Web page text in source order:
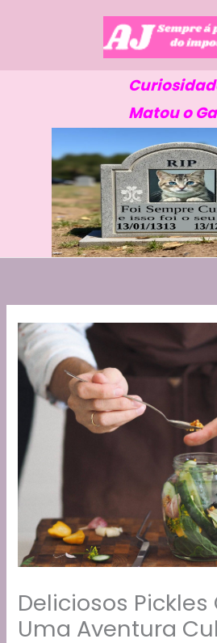
Matou o
Deliciosos Pickles
Uma Aventura